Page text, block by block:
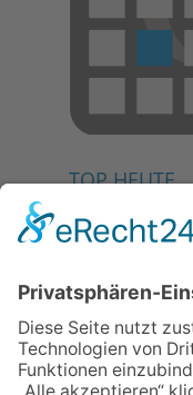
TOP HEUTE
02.07.2026
04.06.2026
23.07.2026